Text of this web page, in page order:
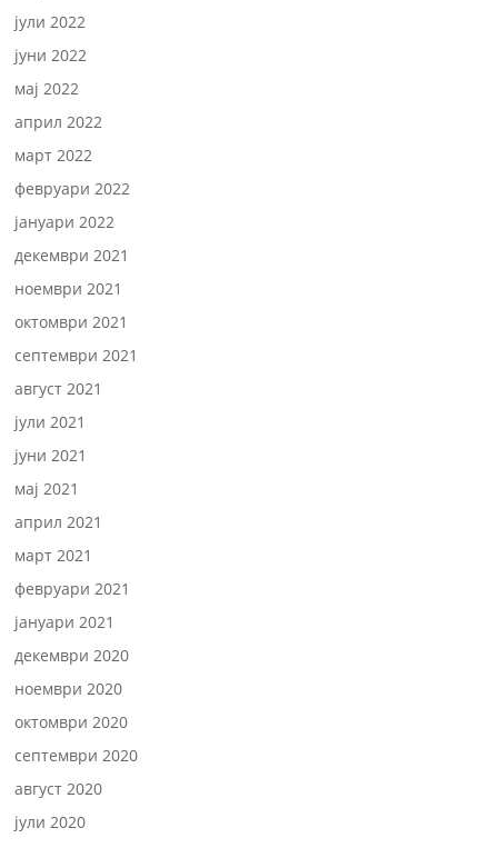
јули 2022
јуни 2022
мај 2022
април 2022
март 2022
февруари 2022
јануари 2022
декември 2021
ноември 2021
октомври 2021
септември 2021
август 2021
јули 2021
јуни 2021
мај 2021
април 2021
март 2021
февруари 2021
јануари 2021
декември 2020
ноември 2020
октомври 2020
септември 2020
август 2020
јули 2020